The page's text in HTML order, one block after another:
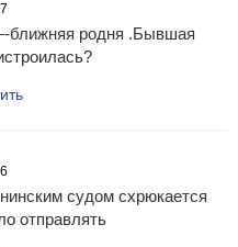
ближняя родня .Бывшая
судом схрюкается
отправлять